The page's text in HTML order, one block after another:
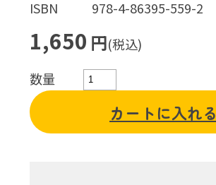
ISBN
978-4-86395-559-2
1,650 円(税込)
数量
カートに入れる